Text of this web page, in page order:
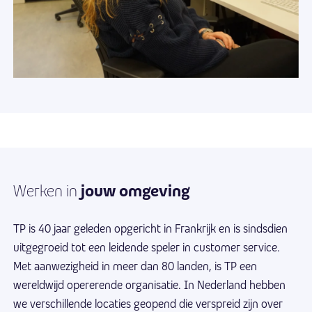
Werken in jouw omgeving
TP is 40 jaar geleden opgericht in Frankrijk en is sindsdien
uitgegroeid tot een leidende speler in customer service.
Met aanwezigheid in meer dan 80 landen, is TP een
wereldwijd opererende organisatie. In Nederland hebben
we verschillende locaties geopend die verspreid zijn over